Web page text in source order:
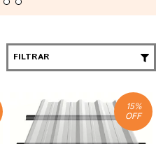
FILTRAR
15%
OFF